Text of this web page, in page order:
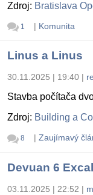
Zdroj: Bratislava
1 | Komunita
Linus a Linus
30.11.2025 | 19:40 |
Stavba počítača
Zdroj: Building a
8 | Zaujímavý
Devuan 6
03.11.2025 | 22:52 |